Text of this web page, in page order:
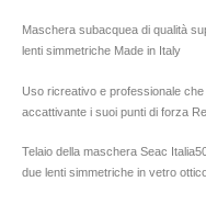
Maschera subacquea di qualità
lenti simmetriche Made in Italy
Uso ricreativo e professionale che
accattivante i suoi punti di forza
Telaio della maschera Seac
due lenti simmetriche in vetro